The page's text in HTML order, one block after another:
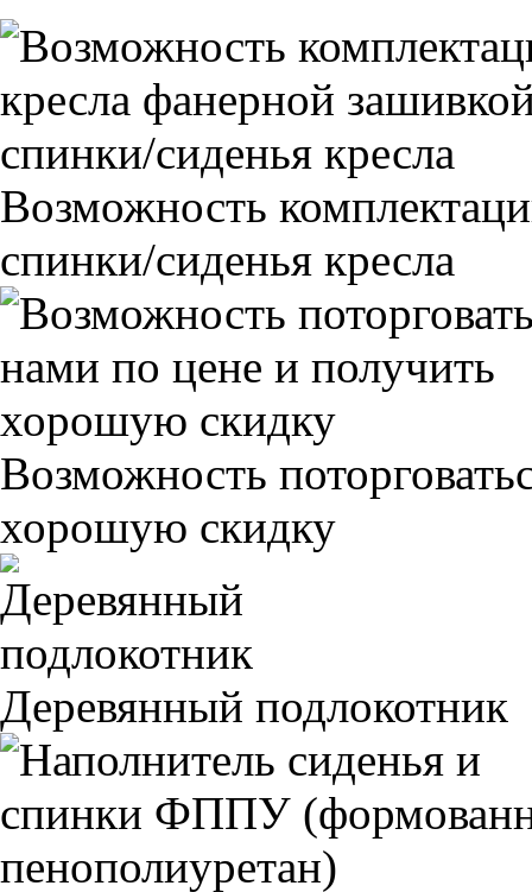
Возможность
спинки/сиденья кресла
Возможность
хорошую скидку
Деревянный подлокотник